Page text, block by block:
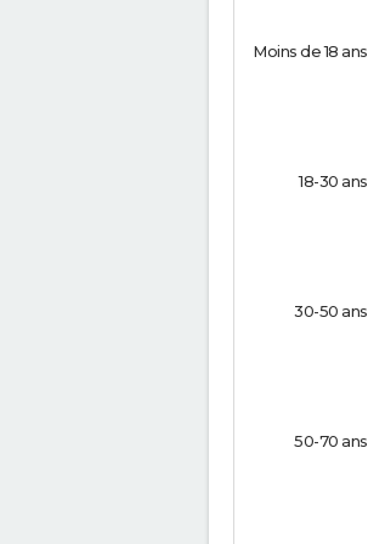
Moins de 18 ans
18-30 ans
30-50 ans
50-70 ans